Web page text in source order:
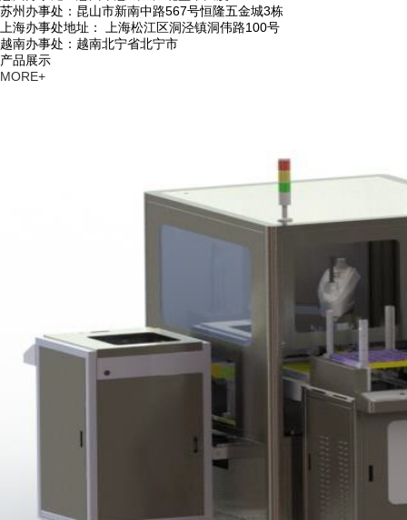
苏州办事处：昆山市新南中路567号恒隆五金城3栋
上海办事处地址： 上海松江区洞泾镇洞伟路100号
越南办事处：越南北宁省北宁市
产品展示
MORE+